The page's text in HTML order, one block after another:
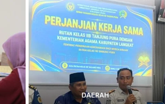
DAERAH